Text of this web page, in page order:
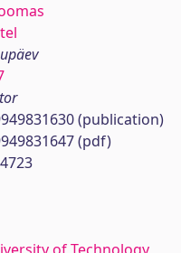
(publication)
(pdf)